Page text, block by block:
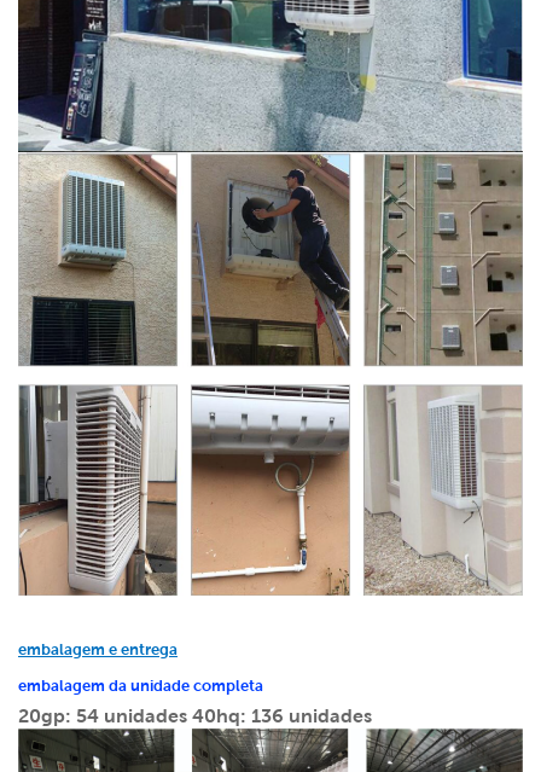
embalagem e entrega
embalagem da unidade completa
20gp: 54 unidades 40hq: 136 unidades